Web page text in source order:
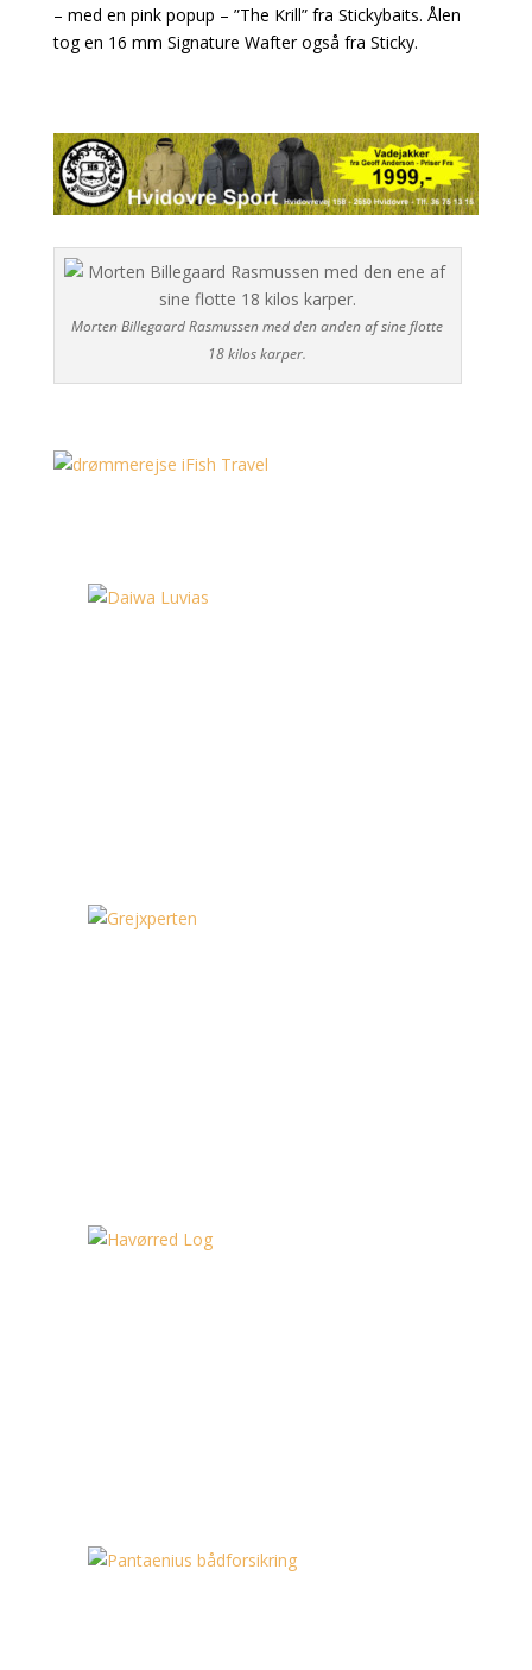
– med en pink popup – ”The Krill” fra Stickybaits. Ålen
tog en 16 mm Signature Wafter også fra Sticky.
Morten Billegaard Rasmussen med den anden af sine flotte
18 kilos karper.